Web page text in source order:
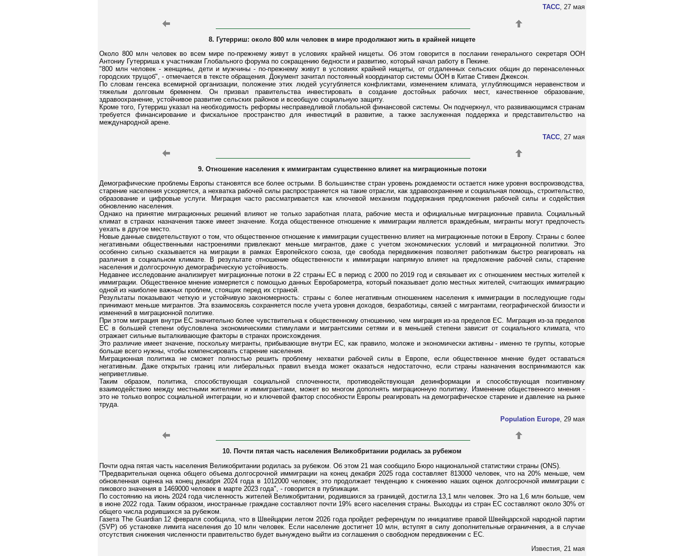
ТАСС, 27 мая
8. Гутерриш: около 800 млн человек в мире продолжают жить в крайней нищете
Около 800 млн человек во всем мире по-прежнему живут в условиях крайней нищеты. Об этом говорится в послании генерального секретаря ООН
Антониу Гутерриша к участникам Глобального форума по сокращению бедности и развитию, который начал работу в Пекине.
"800 млн человек - женщины, дети и мужчины - по-прежнему живут в условиях крайней нищеты, от отдаленных сельских общин до перенаселенных
городских трущоб", - отмечается в тексте обращения. Документ зачитал постоянный координатор системы ООН в Китае Стивен Джексон.
По словам генсека всемирной организации, положение этих людей усугубляется конфликтами, изменением климата, углубляющимся неравенством и
тяжелым долговым бременем. Он призвал правительства инвестировать в создание достойных рабочих мест, качественное образование,
здравоохранение, устойчивое развитие сельских районов и всеобщую социальную защиту.
Кроме того, Гутерриш указал на необходимость реформы несправедливой глобальной финансовой системы. Он подчеркнул, что развивающимся странам
требуется финансирование и фискальное пространство для инвестиций в развитие, а также заслуженная поддержка и представительство на
международной арене.
ТАСС , 27 мая
9. Отношение населения к иммигрантам существенно влияет на миграционные потоки
Демографические проблемы Европы становятся все более острыми. В большинстве стран уровень рождаемости остается ниже уровня воспроизводства,
старение населения ускоряется, а нехватка рабочей силы распространяется на такие отрасли, как здравоохранение и социальная помощь, строительство,
образование и цифровые услуги. Миграция часто рассматривается как ключевой механизм поддержания предложения рабочей силы и содействия
обновлению населения.
Однако на принятие миграционных решений влияют не только заработная плата, рабочие места и официальные миграционные правила. Социальный
климат в странах назначения также имеет значение. Когда общественное отношение к иммиграции является враждебным, мигранты могут предпочесть
уехать в другое место.
Новые данные свидетельствуют о том, что общественное отношение к иммиграции существенно влияет на миграционные потоки в Европу. Страны с более
негативными общественными настроениями привлекают меньше мигрантов, даже с учетом экономических условий и миграционной политики. Это
особенно сильно сказывается на миграции в рамках Европейского союза, где свобода передвижения позволяет работникам быстро реагировать на
различия в социальном климате. В результате отношение общественности к иммиграции напрямую влияет на предложение рабочей силы, старение
населения и долгосрочную демографическую устойчивость.
Недавнее исследование анализирует миграционные потоки в 22 страны ЕС в период с 2000 по 2019 год и связывает их с отношением местных жителей к
иммиграции. Общественное мнение измеряется с помощью данных Евробарометра, который показывает долю местных жителей, считающих иммиграцию
одной из наиболее важных проблем, стоящих перед их страной.
Результаты показывают четкую и устойчивую закономерность: страны с более негативным отношением населения к иммиграции в последующие годы
принимают меньше мигрантов. Эта взаимосвязь сохраняется после учета уровня доходов, безработицы, связей с мигрантами, географической близости и
изменений в миграционной политике.
При этом миграция внутри ЕС значительно более чувствительна к общественному отношению, чем миграция из-за пределов ЕС. Миграция из-за пределов
ЕС в большей степени обусловлена экономическими стимулами и мигрантскими сетями и в меньшей степени зависит от социального климата, что
отражает сильные выталкивающие факторы в странах происхождения.
Это различие имеет значение, поскольку мигранты, прибывающие внутри ЕС, как правило, моложе и экономически активны - именно те группы, которые
больше всего нужны, чтобы компенсировать старение населения.
Миграционная политика не сможет полностью решить проблему нехватки рабочей силы в Европе, если общественное мнение будет оставаться
негативным. Даже открытых границ или либеральных правил въезда может оказаться недостаточно, если страны назначения воспринимаются как
неприветливые.
Таким образом, политика, способствующая социальной сплоченности, противодействующая дезинформации и способствующая позитивному
взаимодействию между местными жителями и иммигрантами, может во многом дополнять миграционную политику. Изменение общественного мнения -
это не только вопрос социальной интеграции, но и ключевой фактор способности Европы реагировать на демографическое старение и давление на рынке
труда.
Population Europe , 29 мая
10. Почти пятая часть населения Великобритании родилась за рубежом
Почти одна пятая часть населения Великобритании родилась за рубежом. Об этом 21 мая сообщило Бюро национальной статистики страны (ONS).
"Предварительная оценка общего объема долгосрочной иммиграции на конец декабря 2025 года составляет 813000 человек, что на 20% меньше, чем
обновленная оценка на конец декабря 2024 года в 1012000 человек; это продолжает тенденцию к снижению наших оценок долгосрочной иммиграции с
пикового значения в 1469000 человек в марте 2023 года", - говорится в публикации.
По состоянию на июнь 2024 года численность жителей Великобритании, родившихся за границей, достигла 13,1 млн человек. Это на 1,6 млн больше, чем
в июне 2022 года. Таким образом, иностранные граждане составляют почти 19% всего населения страны. Выходцы из стран ЕС составляют около 30% от
общего числа родившихся за рубежом.
Газета The Guardian 12 февраля сообщила, что в Швейцарии летом 2026 года пройдет референдум по инициативе правой Швейцарской народной партии
(SVP) об установке лимита населения до 10 млн человек. Если население достигнет 10 млн, вступят в силу дополнительные ограничения, а в случае
отсутствия снижения численности правительство будет вынуждено выйти из соглашения о свободном передвижении с ЕС.
Известия, 21 мая